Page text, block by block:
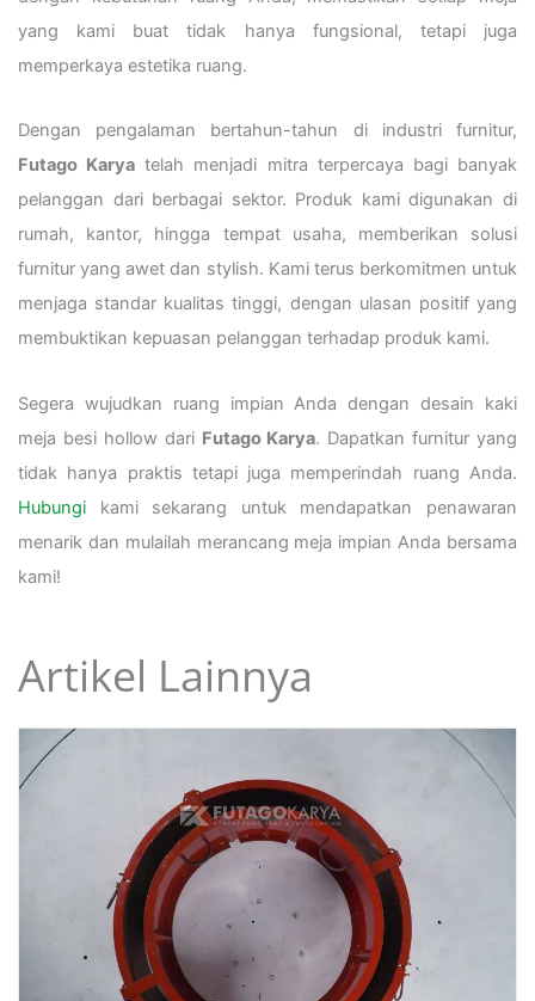
yang kami buat tidak hanya fungsional, tetapi juga
memperkaya estetika ruang.
Dengan pengalaman bertahun-tahun di industri furnitur,
Futago Karya telah menjadi mitra terpercaya bagi banyak
pelanggan dari berbagai sektor. Produk kami digunakan di
rumah, kantor, hingga tempat usaha, memberikan solusi
furnitur yang awet dan stylish. Kami terus berkomitmen untuk
menjaga standar kualitas tinggi, dengan ulasan positif yang
membuktikan kepuasan pelanggan terhadap produk kami.
Segera wujudkan ruang impian Anda dengan desain kaki
meja besi hollow dari Futago Karya. Dapatkan furnitur yang
tidak hanya praktis tetapi juga memperindah ruang Anda.
Hubungi kami sekarang untuk mendapatkan penawaran
menarik dan mulailah merancang meja impian Anda bersama
kami!
Artikel Lainnya